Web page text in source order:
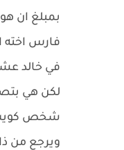
بمبلغ ان
فارس اخته
في خالد
لكن هي
شخص كويس
ويرجع من